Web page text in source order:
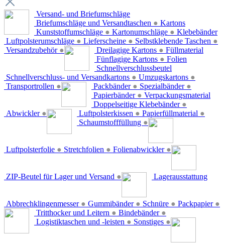
Versand- und Briefumschläge
Briefumschläge und Versandtaschen ●
Kunststoffumschläge ● Kartonumschläge ●
Luftpolsterumschläge ● Lieferscheine ● Selbstklebende Taschen ●
Versandzubehör ●
Kartons
Dreilagige Kartons ●
Fünflagige Kartons ●
Schnellverschluss- und Versandkartons ● Umzugskartons ●
Transportrollen ●
Klebebänder
Packbänder ● Spezialbänder ●
Papierbänder ●
Doppelseitige Klebebänder ●
Abwickler ●
Füllmaterial
Luftpolsterkissen ● Papierfüllmaterial ●
Schaumstofffüllung ●
Folien
Luftpolsterfolie ● Stretchfolien ● Folienabwickler ●
Schnellverschlussbeutel
ZIP-Beutel für Lager und Versand ●
Verpackungsmaterial
Abbrechklingenmesser ● Gummibänder ● Schnüre ● Packpapier ●
Lagerausstattung
Tritthocker und Leitern ● Bindebänder ●
Logistiktaschen und -leisten ● Sonstiges ●